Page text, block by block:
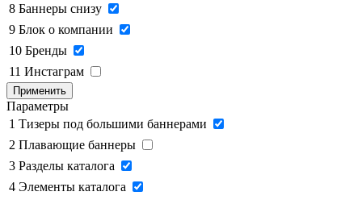
8 Баннеры снизу
9 Блок о компании
10 Бренды
11 Инстаграм
Применить
Параметры
1 Тизеры под большими баннерами
2 Плавающие баннеры
3 Разделы каталога
4 Элементы каталога